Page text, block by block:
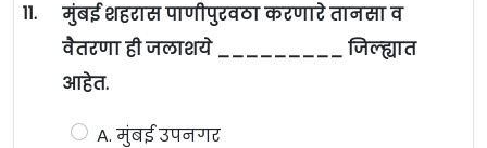
11.
मुंबई शहरास पाणीपुरवठा करणारे तानसा व
वैतरणा ही जलाशये _________ जिल्ह्यात
आहेत.
A. मुंबई उपनगर